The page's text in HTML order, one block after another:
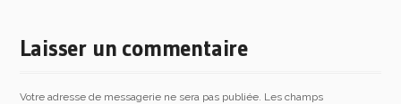
Laisser un commentaire
Votre adresse de messagerie ne sera pas publiée. Les champs